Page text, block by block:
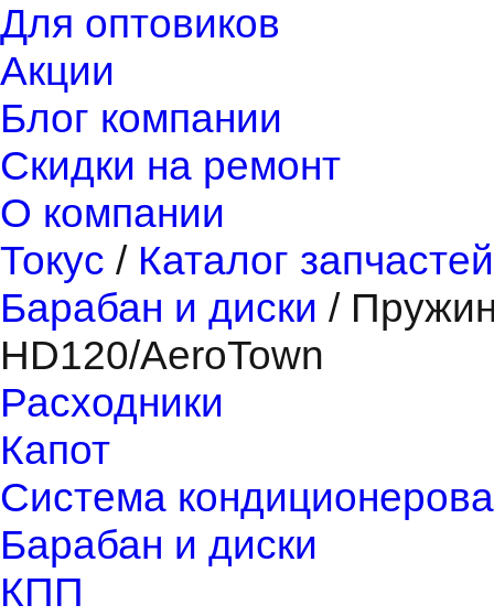
Для оптовиков
Акции
Блог компании
Скидки на ремонт
О компании
Токус / Каталог запчастей
Барабан и диски /
HD120/AeroTown
Расходники
Капот
Система
Барабан и диски
КПП